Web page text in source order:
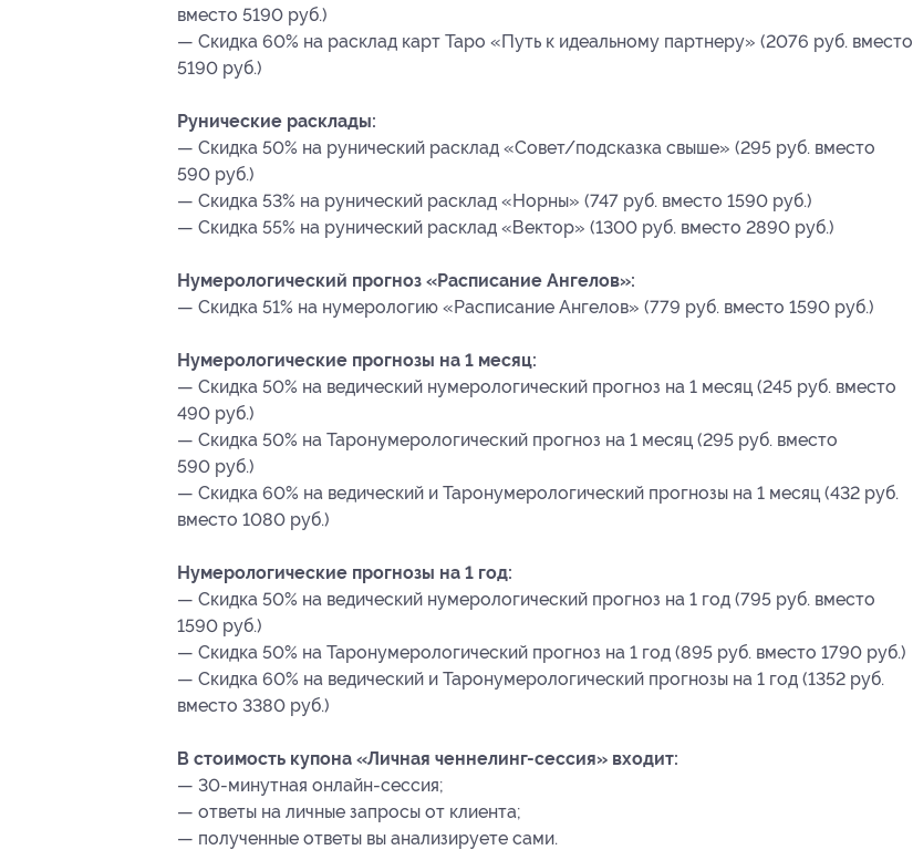
вместо 5190 руб.)
— Скидка 60% на расклад карт Таро «Путь к идеальному партнеру» (2076 руб. вместо
5190 руб.)
Рунические расклады:
— Скидка 50% на рунический расклад «Совет/подсказка свыше» (295 руб. вместо
590 руб.)
— Скидка 53% на рунический расклад «Норны» (747 руб. вместо 1590 руб.)
— Скидка 55% на рунический расклад «Вектор» (1300 руб. вместо 2890 руб.)
Нумерологический прогноз «Расписание Ангелов»:
— Скидка 51% на нумерологию «Расписание Ангелов» (779 руб. вместо 1590 руб.)
Нумерологические прогнозы на 1 месяц:
— Скидка 50% на ведический нумерологический прогноз на 1 месяц (245 руб. вместо
490 руб.)
— Скидка 50% на Таронумерологический прогноз на 1 месяц (295 руб. вместо
590 руб.)
— Скидка 60% на ведический и Таронумерологический прогнозы на 1 месяц (432 руб.
вместо 1080 руб.)
Нумерологические прогнозы на 1 год:
— Скидка 50% на ведический нумерологический прогноз на 1 год (795 руб. вместо
1590 руб.)
— Скидка 50% на Таронумерологический прогноз на 1 год (895 руб. вместо 1790 руб.)
— Скидка 60% на ведический и Таронумерологический прогнозы на 1 год (1352 руб.
вместо 3380 руб.)
В стоимость купона «Личная ченнелинг-сессия» входит:
— 30-минутная онлайн-сессия;
— ответы на личные запросы от клиента;
— полученные ответы вы анализируете сами.